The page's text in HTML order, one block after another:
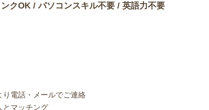
クOK / パソコンスキル不要 / 英語力不要
電話・メールでご連絡
マッチング